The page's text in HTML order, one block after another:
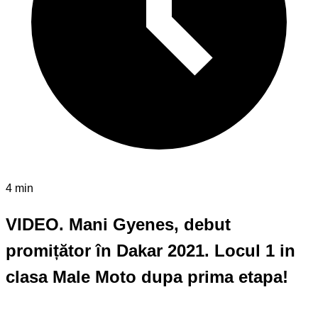
4 min
VIDEO. Mani Gyenes, debut
promițător în Dakar 2021. Locul 1 in
clasa Male Moto dupa prima etapa!